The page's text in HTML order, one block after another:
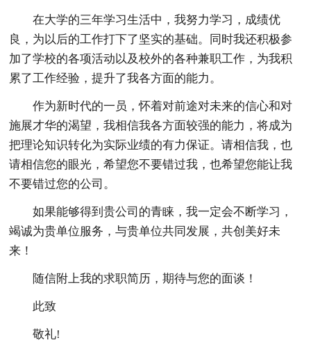
在大学的三年学习生活中，我努力学习，成绩优
良，为以后的工作打下了坚实的基础。同时我还积极参
加了学校的各项活动以及校外的各种兼职工作，为我积
累了工作经验，提升了我各方面的能力。
作为新时代的一员，怀着对前途对未来的信心和对
施展才华的渴望，我相信我各方面较强的能力，将成为
把理论知识转化为实际业绩的有力保证。请相信我，也
请相信您的眼光，希望您不要错过我，也希望您能让我
不要错过您的公司。
如果能够得到贵公司的青睐，我一定会不断学习，
竭诚为贵单位服务，与贵单位共同发展，共创美好未
来！
随信附上我的求职简历，期待与您的面谈！
此致
敬礼!